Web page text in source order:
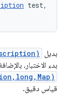
test,
بديل
بدء الاختبار،
قياس دقيق.